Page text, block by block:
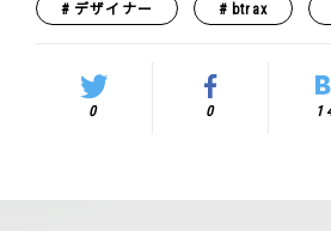
デザイナー btrax
0 0